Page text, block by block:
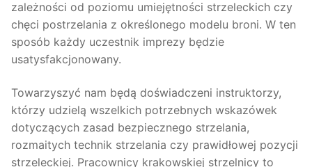
zależności od poziomu umiejętności strzeleckich czy
chęci postrzelania z określonego modelu broni. W ten
sposób każdy uczestnik imprezy będzie
usatysfakcjonowany.
Towarzyszyć nam będą doświadczeni instruktorzy,
którzy udzielą wszelkich potrzebnych wskazówek
dotyczących zasad bezpiecznego strzelania,
rozmaitych technik strzelania czy prawidłowej pozycji
strzeleckiej. Pracownicy krakowskiej strzelnicy to